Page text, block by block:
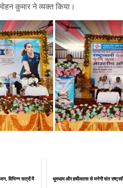
कुमार ने व्यक्त किया।
विभिन्न सत्रों में
धूमधाम और हर्षोल्लास से मनेगी संत